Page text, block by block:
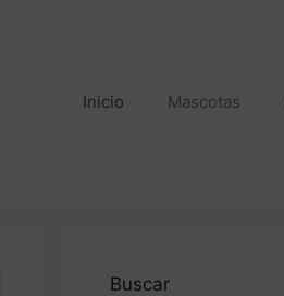
Inicio Mascotas
Buscar